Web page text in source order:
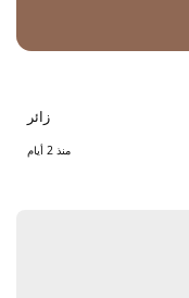
زائر
منذ 2 أيام